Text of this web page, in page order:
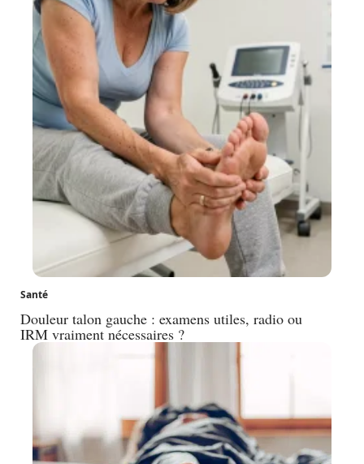
Santé
Douleur talon gauche : examens utiles, radio ou
IRM vraiment nécessaires ?